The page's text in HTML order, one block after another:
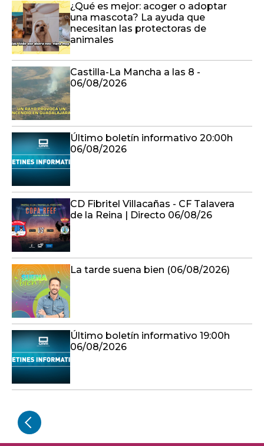
¿Qué es mejor: acoger o adoptar
una mascota? La ayuda que
necesitan las protectoras de
animales
Castilla-La Mancha a las 8 -
06/08/2026
Último boletín informativo 20:00h
06/08/2026
CD Fibritel Villacañas - CF Talavera
de la Reina | Directo 06/08/26
La tarde suena bien (06/08/2026)
Último boletín informativo 19:00h
06/08/2026